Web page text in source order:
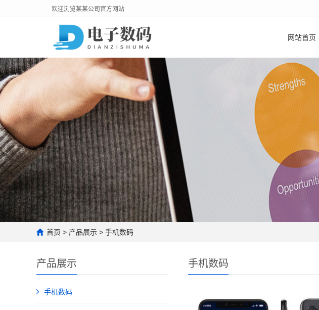
欢迎浏览某某公司官方网站
网站首页
首页 > 产品展示 > 手机数码
产品展示
手机数码
手机数码